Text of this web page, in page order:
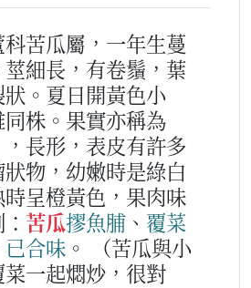
苦瓜屬，一年生蔓
細長，有卷鬚，葉
。夏日開黃色小
株。果實亦稱為
，長形，表皮有許多
物，幼嫩時是綠白
呈橙黃色，果肉味
苦瓜摎魚脯 、 覆菜
已合味 。
（苦瓜與小
一起燜炒，很對